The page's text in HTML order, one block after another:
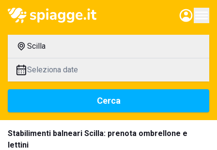
Scilla
Seleziona date
Cerca
Stabilimenti balneari Scilla: prenota ombrellone e
lettini